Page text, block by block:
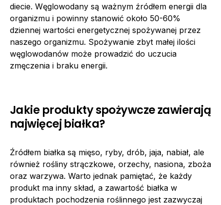
diecie. Węglowodany są ważnym źródłem energii dla
organizmu i powinny stanowić około 50-60%
dziennej wartości energetycznej spożywanej przez
naszego organizmu. Spożywanie zbyt małej ilości
węglowodanów może prowadzić do uczucia
zmęczenia i braku energii.
Jakie produkty spożywcze zawierają
najwięcej białka?
Źródłem białka są mięso, ryby, drób, jaja, nabiał, ale
również rośliny strączkowe, orzechy, nasiona, zboża
oraz warzywa. Warto jednak pamiętać, że każdy
produkt ma inny skład, a zawartość białka w
produktach pochodzenia roślinnego jest zazwyczaj